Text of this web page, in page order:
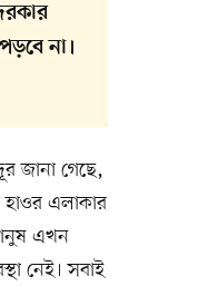
না।
জানা গেছে,
হাওর এলাকার
এখন
নেই। সবাই